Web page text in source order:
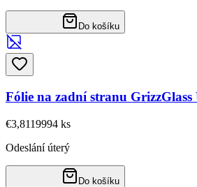
Do košíku
Fólie na zadní stranu
€3,8119994 ks
Odeslání úterý
Do košíku